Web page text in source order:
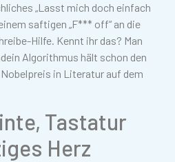
„Lasst mich doch einfach
saftigen „F*** off“ an die
Hilfe. Kennt ihr das? Man
Algorithmus hält schon den
in Literatur auf dem
Tastatur
Herz